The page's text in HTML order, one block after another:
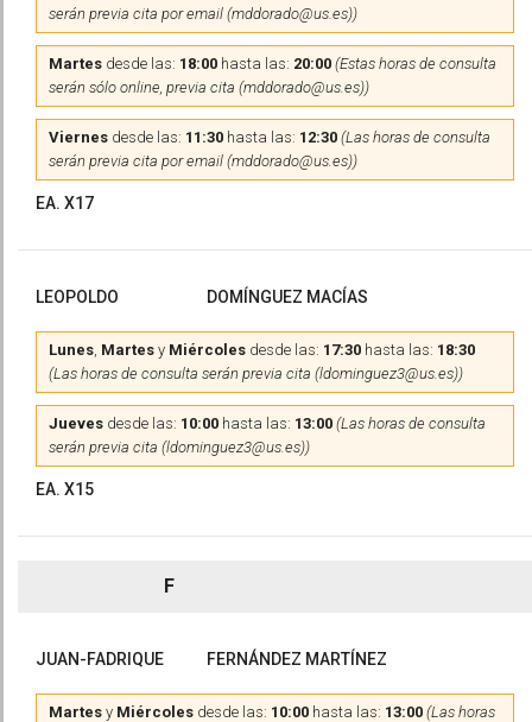
serán previa cita por email (mddorado@us.es))
Martes desde las: 18:00 hasta las: 20:00 (Estas horas de consulta
serán sólo online, previa cita (mddorado@us.es))
Viernes desde las: 11:30 hasta las: 12:30 (Las horas de consulta
serán previa cita por email (mddorado@us.es))
EA. X17
LEOPOLDO DOMÍNGUEZ MACÍAS
Lunes, Martes y Miércoles desde las: 17:30 hasta las: 18:30
(Las horas de consulta serán previa cita (ldominguez3@us.es))
Jueves desde las: 10:00 hasta las: 13:00 (Las horas de consulta
serán previa cita (ldominguez3@us.es))
EA. X15
F
JUAN-FADRIQUE FERNÁNDEZ MARTÍNEZ
Martes y Miércoles desde las: 10:00 hasta las: 13:00 (Las horas